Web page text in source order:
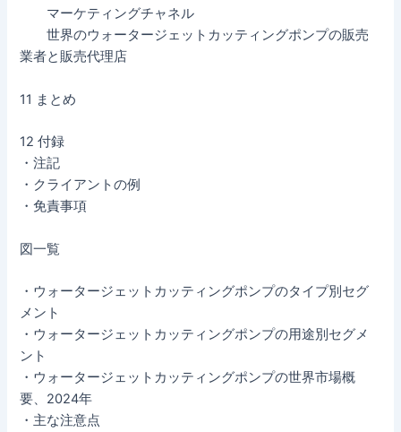
マーケティングチャネル
世界のウォータージェットカッティングポンプの販売
業者と販売代理店
11 まとめ
12 付録
・注記
・クライアントの例
・免責事項
図一覧
・ウォータージェットカッティングポンプのタイプ別セグ
メント
・ウォータージェットカッティングポンプの用途別セグメ
ント
・ウォータージェットカッティングポンプの世界市場概
要、2024年
・主な注意点